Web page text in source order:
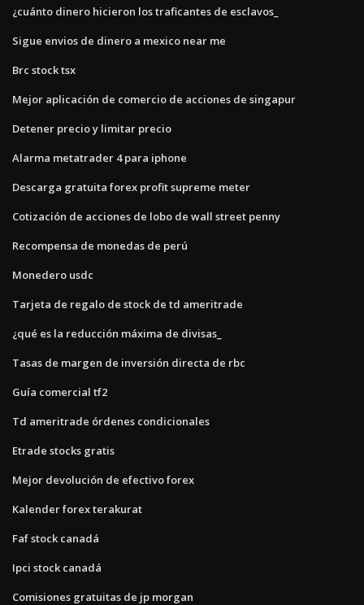
¿cuánto dinero hicieron los traficantes de esclavos_
Sigue envios de dinero a mexico near me
Brc stock tsx
Mejor aplicación de comercio de acciones de singapur
Detener precio y limitar precio
Alarma metatrader 4 para iphone
Descarga gratuita forex profit supreme meter
Cotización de acciones de lobo de wall street penny
Recompensa de monedas de perú
Monedero usdc
Tarjeta de regalo de stock de td ameritrade
¿qué es la reducción máxima de divisas_
Tasas de margen de inversión directa de rbc
Guía comercial tf2
Td ameritrade órdenes condicionales
Etrade stocks gratis
Mejor devolución de efectivo forex
Kalender forex terakurat
Faf stock canadá
Ipci stock canadá
Comisiones gratuitas de jp morgan